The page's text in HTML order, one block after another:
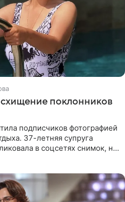
поклонников
подписчиков фотографией
37-летняя супруга
в соцсетях снимок, на